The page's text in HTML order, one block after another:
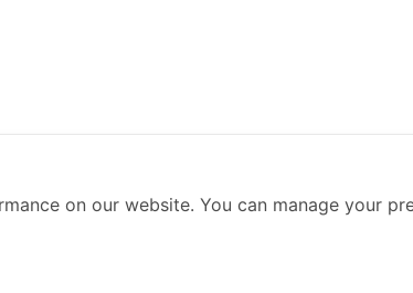
10
on our website. You can manage your